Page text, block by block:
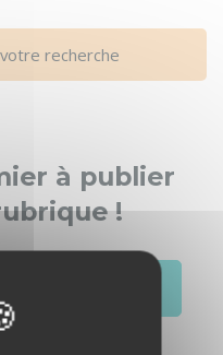
recherche
à publier
!